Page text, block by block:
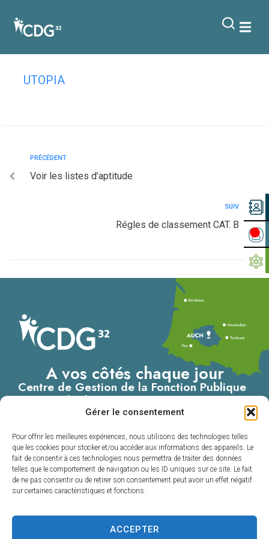
Gérer le consentement
Pour offrir les meilleures expériences, nous utilisons des technologies telles
que les cookies pour stocker et/ou accéder aux informations des appareils. Le
fait de consentir à ces technologies nous permettra de traiter des données
telles que le comportement de navigation ou les ID uniques sur ce site. Le fait
de ne pas consentir ou de retirer son consentement peut avoir un effet négatif
sur certaines caractéristiques et fonctions.
ACCEPTER
Règles de classement CAT. A
UTOPIA
PRÉCÉDENT
Voir les listes d’aptitude
SUIV
Régles de classement CAT. B
A vos côtés chaque jour
Centre de Gestion de la Fonction Publique
Territoriale du Gers
4, Place du Maréchal Lannes
– B.P. 80002
32001 AUCH CEDEX
05 62 60 15 00
Nous contacter